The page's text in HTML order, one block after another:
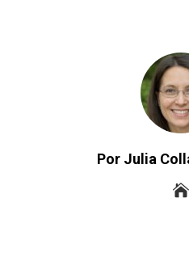
Por Julia